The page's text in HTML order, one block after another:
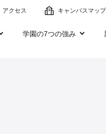
アクセス キャンパスマップ
学園の7つの強み